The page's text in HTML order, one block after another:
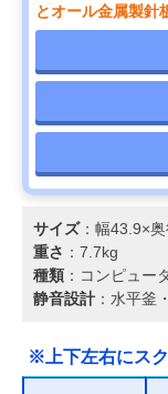
とオール金属製針
サイズ：幅43.9×
重さ ：7.7kg
種類 ：コンピュー
静音設計 ：水平釜
※上下左右にス